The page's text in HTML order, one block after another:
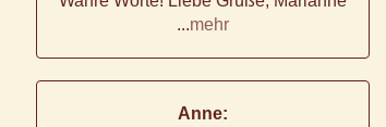
...mehr
Anne: